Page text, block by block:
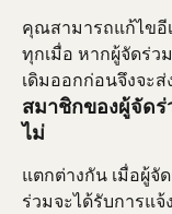
คุณสามารถแก้ไขอี
ทุกเมื่อ หากผู้จัดร่ว
เดิมออกก่อนจึงจะ
สมาชิกของผู้จัด
ไม่
แตกต่างกัน เมื่อผู้
ร่วมจะได้รับการแจ้